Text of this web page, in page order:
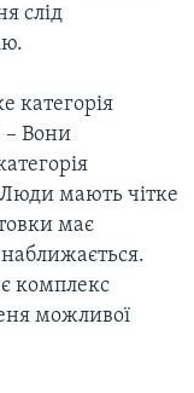
слід
категорія
– Вони
мають чітке
має
комплекс
можливої